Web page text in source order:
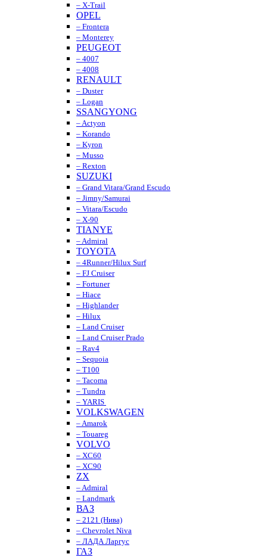
– X-Trail
OPEL
– Frontera
– Monterey
PEUGEOT
– 4007
– 4008
RENAULT
– Duster
– Logan
SSANGYONG
– Actyon
– Korando
– Kyron
– Musso
– Rexton
SUZUKI
– Grand Vitara/Grand Escudo
– Jimny/Samurai
– Vitara/Escudo
– X-90
TIANYE
– Admiral
TOYOTA
– 4Runner/Hilux Surf
– FJ Cruiser
– Fortuner
– Hiace
– Highlander
– Hilux
– Land Cruiser
– Land Cruiser Prado
– Rav4
– Sequoia
– T100
– Tacoma
– Tundra
– YARIS
VOLKSWAGEN
– Amarok
– Touareg
VOLVO
– XC60
– XC90
ZX
– Admiral
– Landmark
ВАЗ
– 2121 (Нива)
– Chevrolet Niva
– ЛАДА Ларгус
ГАЗ